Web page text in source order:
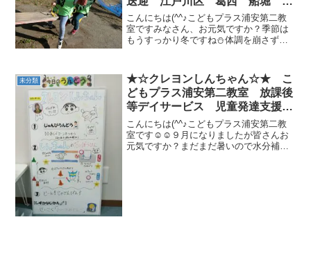
達障がい 運動療育 放デイ 児
発 ADHD 自閉症
こんにちは(^^♪こどもプラス浦安第二教
室ですみなさん、お元気ですか？季節は
もうすっかり冬ですね⛄体調を崩さず、
たみたいですよ～( ´∀｀ )それでは！その
様子を少し見...
未分類
★☆クレヨンしんちゃん☆★ こ
どもプラス浦安第二教室 放課後
等デイサービス 児童発達支援事
業 無料送迎 江戸川区 葛西
船堀 発達障がい 運動療育 放
デイ 児発 ADHD 自閉症
こんにちは(^^♪こどもプラス浦安第二教
室です☺☺９月になりましたが皆さんお
元気ですか？まだまだ暑いので水分補給